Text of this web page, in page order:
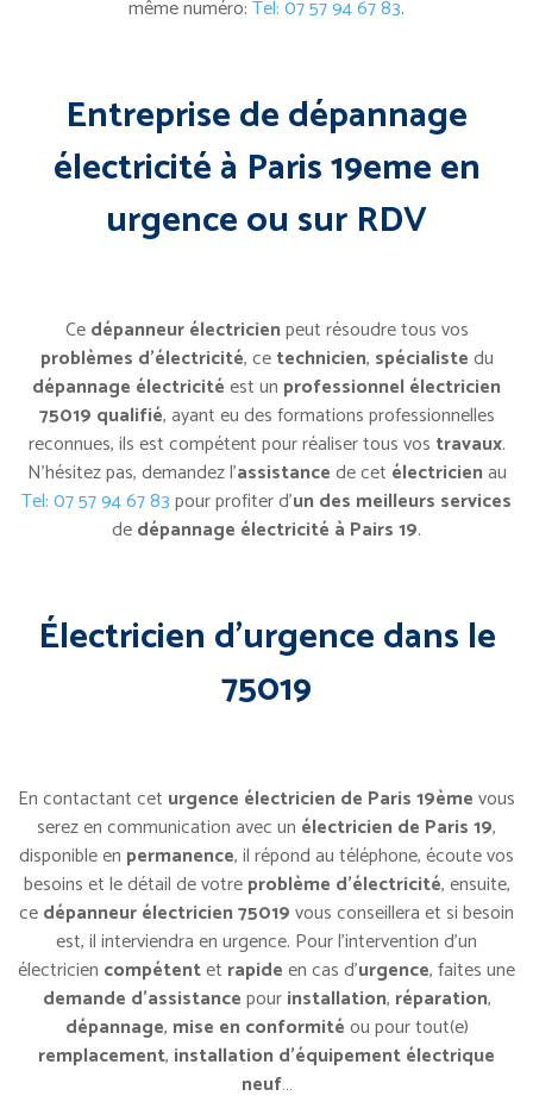
même numéro:Tel: 07 57 94 67 83.
Entreprise de dépannage
électricité à Paris 19eme en
urgence ou sur RDV
Cedépanneur électricienpeut résoudre tous vos
problèmes d’électricité, cetechnicien, spécialistedu
dépannage électricitéest un professionnel électricien
75019 qualifié, ayant eu des formations professionnelles
reconnues, ils est compétent pour réaliser tous vos travaux.
N’hésitez pas, demandez l’assistancede cet électricienau
Tel: 07 57 94 67 83pour profiter d’un des meilleurs services
dedépannage électricité à Pairs 19.
Électricien d’urgence dans le
75019
En contactant cet urgence électricien de Paris 19èmevous
serez en communication avec un électricien de Paris 19,
disponible en permanence, il répond au téléphone, écoute vos
besoins et le détail de votreproblème d’électricité, ensuite,
cedépanneur électricien 75019vous conseillera et si besoin
est, il interviendra en urgence. Pour l’intervention d’un
électricien compétentet rapideen cas d’urgence, faites une
demande d’assistancepourinstallation, réparation,
dépannage, mise en conformitéou pour tout(e)
remplacement, installation d’équipement électrique
neuf…